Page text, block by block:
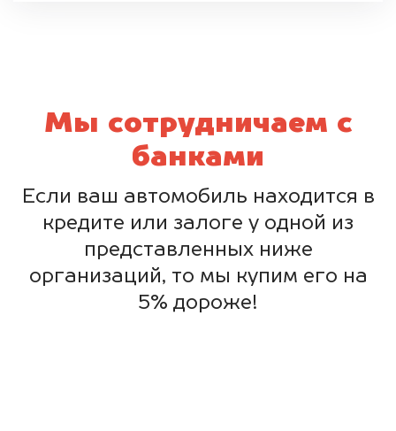
Мы сотрудничаем с
банками
Если ваш автомобиль находится в
кредите или залоге у одной из
представленных ниже
организаций, то мы купим его на
5% дороже!